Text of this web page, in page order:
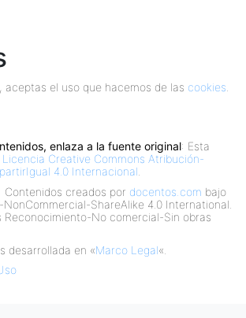
aceptas el uso que hacemos de las cookies
enlaza a la fuente original: Esta
Licencia Creative Commons Atribución-
4.0 Internacional.
Contenidos creados por docentos.com bajo
ShareAlike 4.0 International.
Reconocimiento-No comercial-Sin obras
desarrollada en «Marco Legal«.